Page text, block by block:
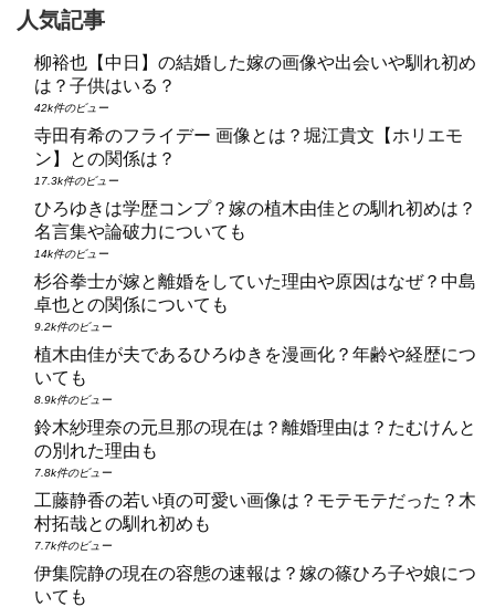
人気記事
柳裕也【中日】の結婚した嫁の画像や出会いや馴れ初め
は？子供はいる？
42k件のビュー
寺田有希のフライデー 画像とは？堀江貴文【ホリエモ
ン】との関係は？
17.3k件のビュー
ひろゆきは学歴コンプ？嫁の植木由佳との馴れ初めは？
名言集や論破力についても
14k件のビュー
杉谷拳士が嫁と離婚をしていた理由や原因はなぜ？中島
卓也との関係についても
9.2k件のビュー
植木由佳が夫であるひろゆきを漫画化？年齢や経歴につ
いても
8.9k件のビュー
鈴木紗理奈の元旦那の現在は？離婚理由は？たむけんと
の別れた理由も
7.8k件のビュー
工藤静香の若い頃の可愛い画像は？モテモテだった？木
村拓哉との馴れ初めも
7.7k件のビュー
伊集院静の現在の容態の速報は？嫁の篠ひろ子や娘につ
いても